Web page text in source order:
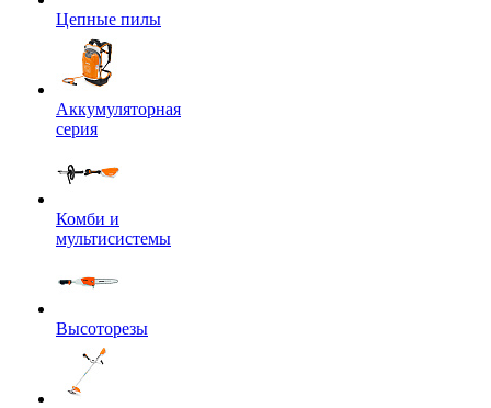
Цепные пилы
Аккумуляторная
серия
Комби и
мультисистемы
Высоторезы